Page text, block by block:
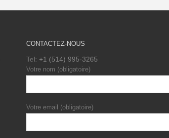
CONTACTEZ-NOUS
Tel: +1 (514) 995-3265
Votre nom (obligatoire)
Votre email (obligatoire)